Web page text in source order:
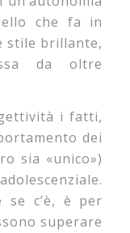
che fa in
stile brillante,
da oltre
i fatti,
dei
sia «unico»)
se c’è, è per
superare